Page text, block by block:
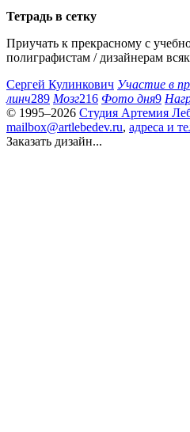
Тетрадь в сетку
Приучать к прекрасному с
полиграфистам / дизайнерам
Сергей Кулинкович Участие в
линч289 Мозг216 Фото дня9
© 1995–2026 Студия Артемия
mailbox@artlebedev.ru, адреса и
Заказать дизайн...